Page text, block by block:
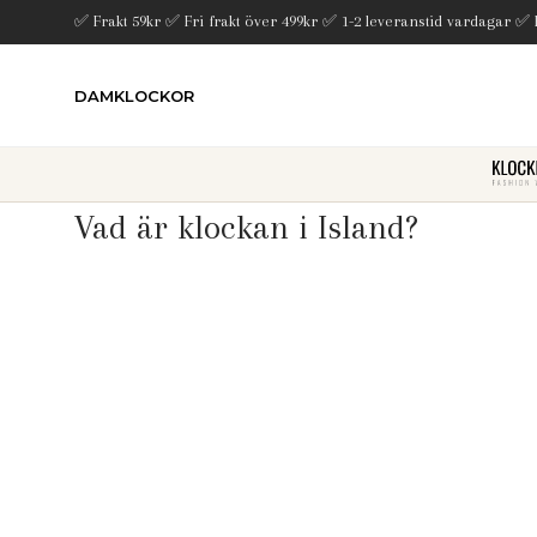
✅ Frakt 59kr ✅ Fri frakt över 499kr ✅ 1-2 leveranstid vardagar
DAMKLOCKOR
Vad är klockan i Island?